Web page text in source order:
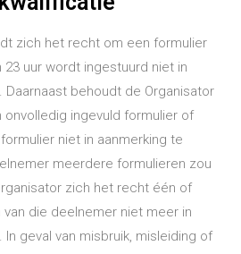
zich het recht om een formulier
23 uur wordt ingestuurd niet in
Daarnaast behoudt de Organisator
ingevuld formulier of
niet in aanmerking te
meerdere formulieren zou
zich het recht één of
die deelnemer niet meer in
geval van misbruik, misleiding of